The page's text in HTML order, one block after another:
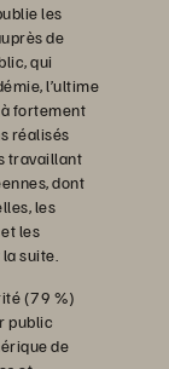
les
de
qui
l’ultime
fortement
réalisés
travaillant
dont
les
les
suite.
(79 %)
public
de